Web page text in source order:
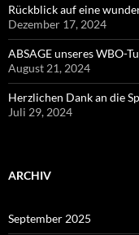
Rückblick auf eine
Dezember 17, 2024
ABSAGE unseres WBO-
August 21, 2024
Herzlichen Dank an die
Juli 29, 2024
ARCHIV
September 2025